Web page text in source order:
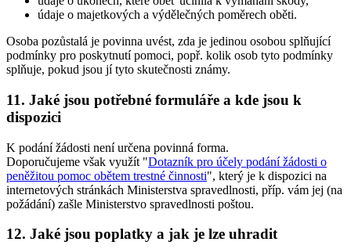
údaje o majetkových a výdělečných poměrech oběti.
Osoba pozůstalá je povinna uvést, zda je jedinou osobou splňující
podmínky pro poskytnutí pomoci, popř. kolik osob tyto podmínky
splňuje, pokud jsou jí tyto skutečnosti známy.
11. Jaké jsou potřebné formuláře a kde jsou k
dispozici
K podání žádosti není určena povinná forma.
Doporučujeme však využít "Dotazník pro účely podání žádosti o
peněžitou pomoc obětem trestné činnosti", který je k dispozici na
internetových stránkách Ministerstva spravedlnosti, příp. vám jej (na
požádání) zašle Ministerstvo spravedlnosti poštou.
12. Jaké jsou poplatky a jak je lze uhradit